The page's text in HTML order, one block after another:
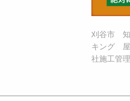
刈谷市
キング
社施工管